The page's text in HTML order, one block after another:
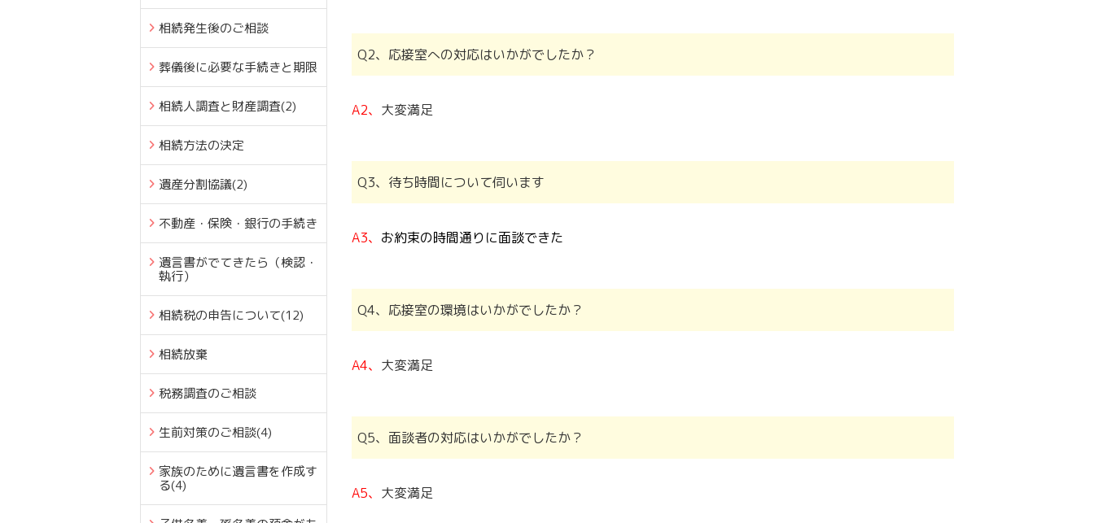
Q2、応接室への対応はいかがでしたか？
A2、 大変満足
Q3、待ち時間について伺います
A3、 お約束の時間通りに面談できた
Q4、応接室の環境はいかがでしたか？
A4、 大変満足
Q5、面談者の対応はいかがでしたか？
A5、 大変満足
相続発生後のご相談
葬儀後に必要な手続きと期限
相続人調査と財産調査(2)
相続方法の決定
遺産分割協議(2)
不動産・保険・銀行の手続き
遺言書がでてきたら（検認・
執行）
相続税の申告について(12)
相続放棄
税務調査のご相談
生前対策のご相談(4)
家族のために遺言書を作成す
る(4)